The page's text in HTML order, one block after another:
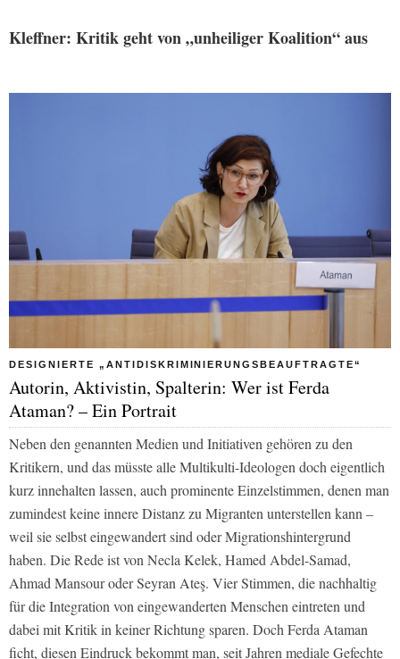
Kleffner: Kritik geht von „unheiliger Koalition“ aus
DESIGNIERTE „ANTIDISKRIMINIERUNGSBEAUFTRAGTE“
Autorin, Aktivistin, Spalterin: Wer ist Ferda
Ataman? – Ein Portrait
Neben den genannten Medien und Initiativen gehören zu den
Kritikern, und das müsste alle Multikulti-Ideologen doch eigentlich
kurz innehalten lassen, auch prominente Einzelstimmen, denen man
zumindest keine innere Distanz zu Migranten unterstellen kann –
weil sie selbst eingewandert sind oder Migrationshintergrund
haben. Die Rede ist von Necla Kelek, Hamed Abdel-Samad,
Ahmad Mansour oder Seyran Ateş. Vier Stimmen, die nachhaltig
für die Integration von eingewanderten Menschen eintreten und
dabei mit Kritik in keiner Richtung sparen. Doch Ferda Ataman
ficht, diesen Eindruck bekommt man, seit Jahren mediale Gefechte